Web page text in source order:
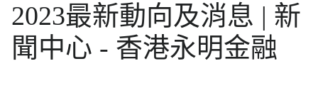
2023最新動向及消息 | 新
聞中心 - 香港永明金融